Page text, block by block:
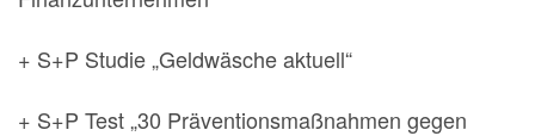
+ S+P Studie „Geldwäsche aktuell“
+ S+P Test „30 Präventionsmaßnahmen gegen